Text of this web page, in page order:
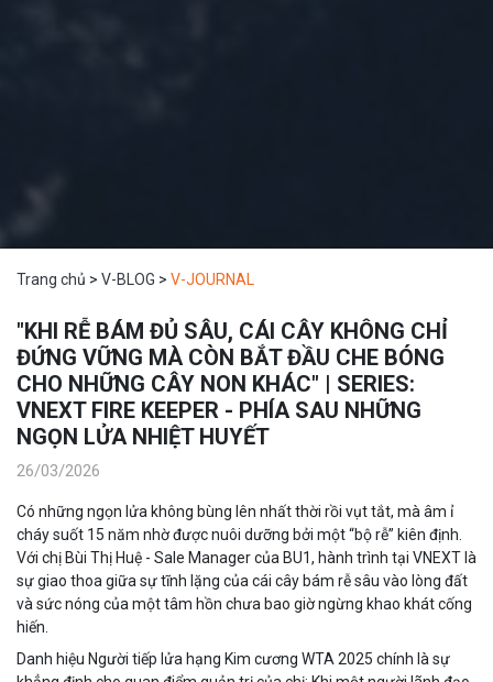
Trang chủ > V-BLOG > V-JOURNAL
"KHI RỄ BÁM ĐỦ SÂU, CÁI CÂY KHÔNG CHỈ
ĐỨNG VỮNG MÀ CÒN BẮT ĐẦU CHE BÓNG
CHO NHỮNG CÂY NON KHÁC" | SERIES:
VNEXT FIRE KEEPER - PHÍA SAU NHỮNG
NGỌN LỬA NHIỆT HUYẾT
26/03/2026
Có những ngọn lửa không bùng lên nhất thời rồi vụt tắt, mà âm ỉ
cháy suốt 15 năm nhờ được nuôi dưỡng bởi một “bộ rễ” kiên định.
Với chị Bùi Thị Huệ - Sale Manager của BU1, hành trình tại VNEXT là
sự giao thoa giữa sự tĩnh lặng của cái cây bám rễ sâu vào lòng đất
và sức nóng của một tâm hồn chưa bao giờ ngừng khao khát cống
hiến.
Danh hiệu Người tiếp lửa hạng Kim cương WTA 2025 chính là sự